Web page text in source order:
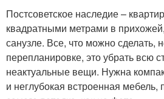
Постсоветское наследие –
квадратными метрами в
санузле. Все, что можно сделать,
перепланировке, это убрать всю
неактуальные вещи. Нужна
и неглубокая встроенная